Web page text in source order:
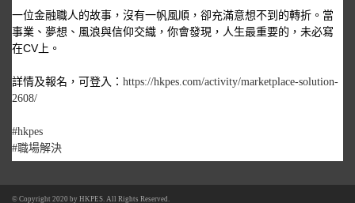
一位金融職人的故事，沒有一帆風順，卻充滿意想不到的轉折。當
事業、夢想、風浪與信仰交織，你會發現，人生最重要的，未必寫
在CV上。
詳情及報名，可登入： https://hkpes.com/activity/marketplace-solution-
2608/
#hkpes
#職場解決
© Copyright 2020 by HKPES . All Rights Reserved.